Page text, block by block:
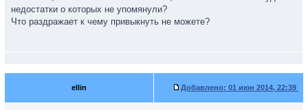
недостатки о которых не упомянули?
Что раздражает к чему привыкнуть не можете?
ellin Добавлено: 01 июн 2014, 22:39